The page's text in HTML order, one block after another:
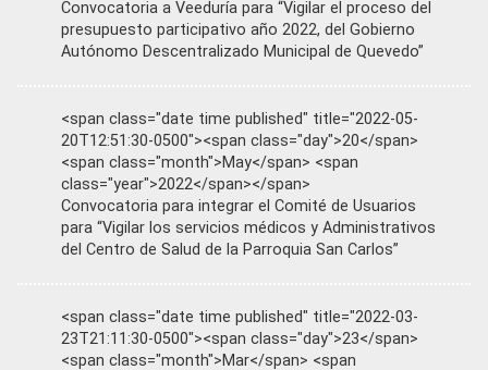
Convocatoria a Veeduría para “Vigilar el proceso del
presupuesto participativo año 2022, del Gobierno
Autónomo Descentralizado Municipal de Quevedo”
<span class="date time published" title="2022-05-
20T12:51:30-0500"><span class="day">20</span>
<span class="month">May</span> <span
class="year">2022</span></span>
Convocatoria para integrar el Comité de Usuarios
para “Vigilar los servicios médicos y Administrativos
del Centro de Salud de la Parroquia San Carlos”
<span class="date time published" title="2022-03-
23T21:11:30-0500"><span class="day">23</span>
<span class="month">Mar</span> <span